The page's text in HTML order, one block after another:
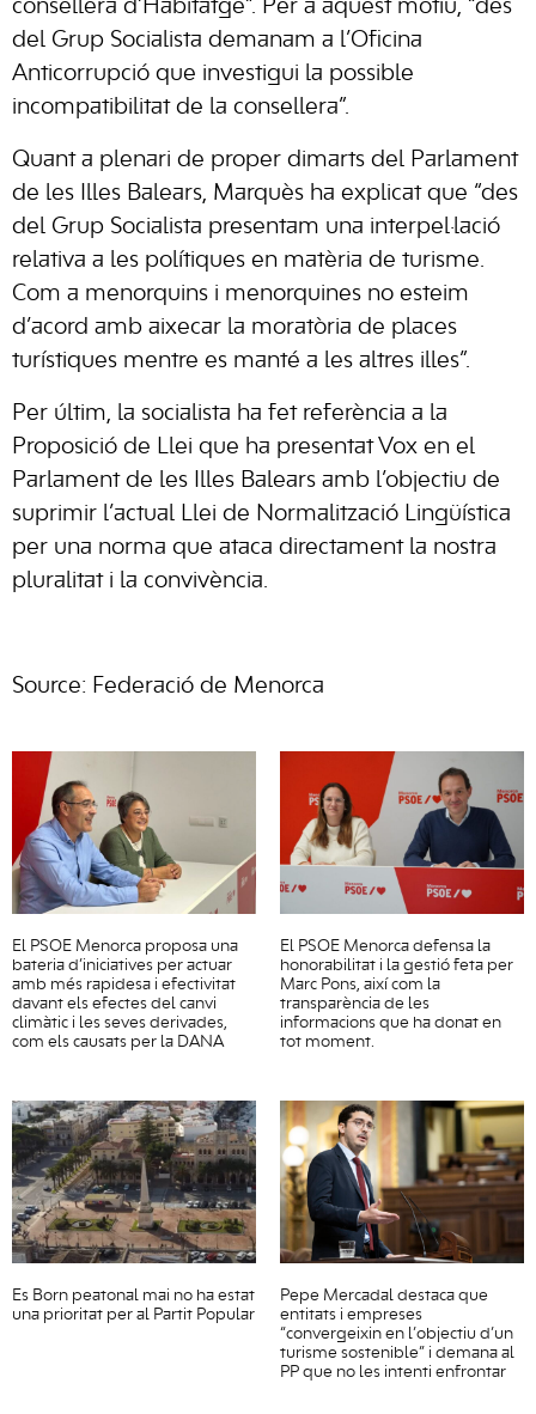
consellera d’Habitatge”. Per a aquest motiu, “des
del Grup Socialista demanam a l’Oficina
Anticorrupció que investigui la possible
incompatibilitat de la consellera”.
Quant a plenari de proper dimarts del Parlament
de les Illes Balears, Marquès ha explicat que “des
del Grup Socialista presentam una interpel·lació
relativa a les polítiques en matèria de turisme.
Com a menorquins i menorquines no esteim
d’acord amb aixecar la moratòria de places
turístiques mentre es manté a les altres illes”.
Per últim, la socialista ha fet referència a la
Proposició de Llei que ha presentat Vox en el
Parlament de les Illes Balears amb l’objectiu de
suprimir l’actual Llei de Normalització Lingüística
per una norma que ataca directament la nostra
pluralitat i la convivència.
Source: Federació de Menorca
El PSOE Menorca proposa una
bateria d’iniciatives per actuar
amb més rapidesa i efectivitat
davant els efectes del canvi
climàtic i les seves derivades,
com els causats per la DANA
El PSOE Menorca defensa la
honorabilitat i la gestió feta per
Marc Pons, així com la
transparència de les
informacions que ha donat en
tot moment.
Es Born peatonal mai no ha estat
una prioritat per al Partit Popular
Pepe Mercadal destaca que
entitats i empreses
“convergeixin en l’objectiu d’un
turisme sostenible” i demana al
PP que no les intenti enfrontar